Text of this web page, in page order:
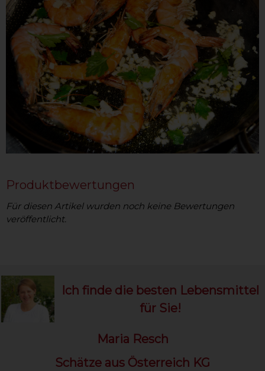
Produktbewertungen
Für diesen Artikel wurden noch keine Bewertungen
veröffentlicht.
Ich finde die besten Lebensmittel
für Sie!
Maria Resch
Schätze aus Österreich KG